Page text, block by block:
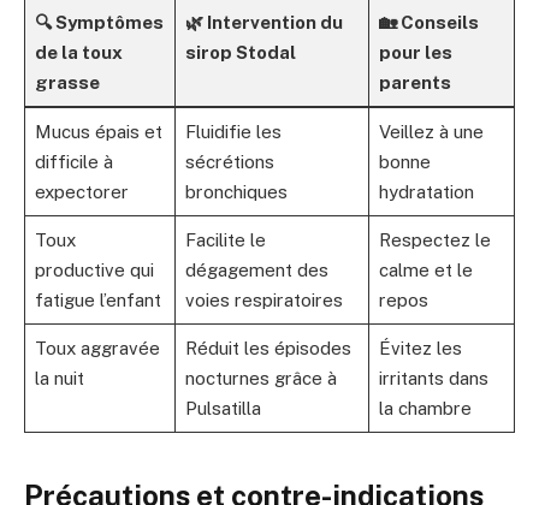
🔍 Symptômes
de la toux
grasse
🌿 Intervention du
sirop Stodal
🏡 Conseils
pour les
parents
Mucus épais et
difficile à
expectorer
Fluidifie les
sécrétions
bronchiques
Veillez à une
bonne
hydratation
Toux
productive qui
fatigue l’enfant
Facilite le
dégagement des
voies respiratoires
Respectez le
calme et le
repos
Toux aggravée
la nuit
Réduit les épisodes
nocturnes grâce à
Pulsatilla
Évitez les
irritants dans
la chambre
Précautions et contre-indications